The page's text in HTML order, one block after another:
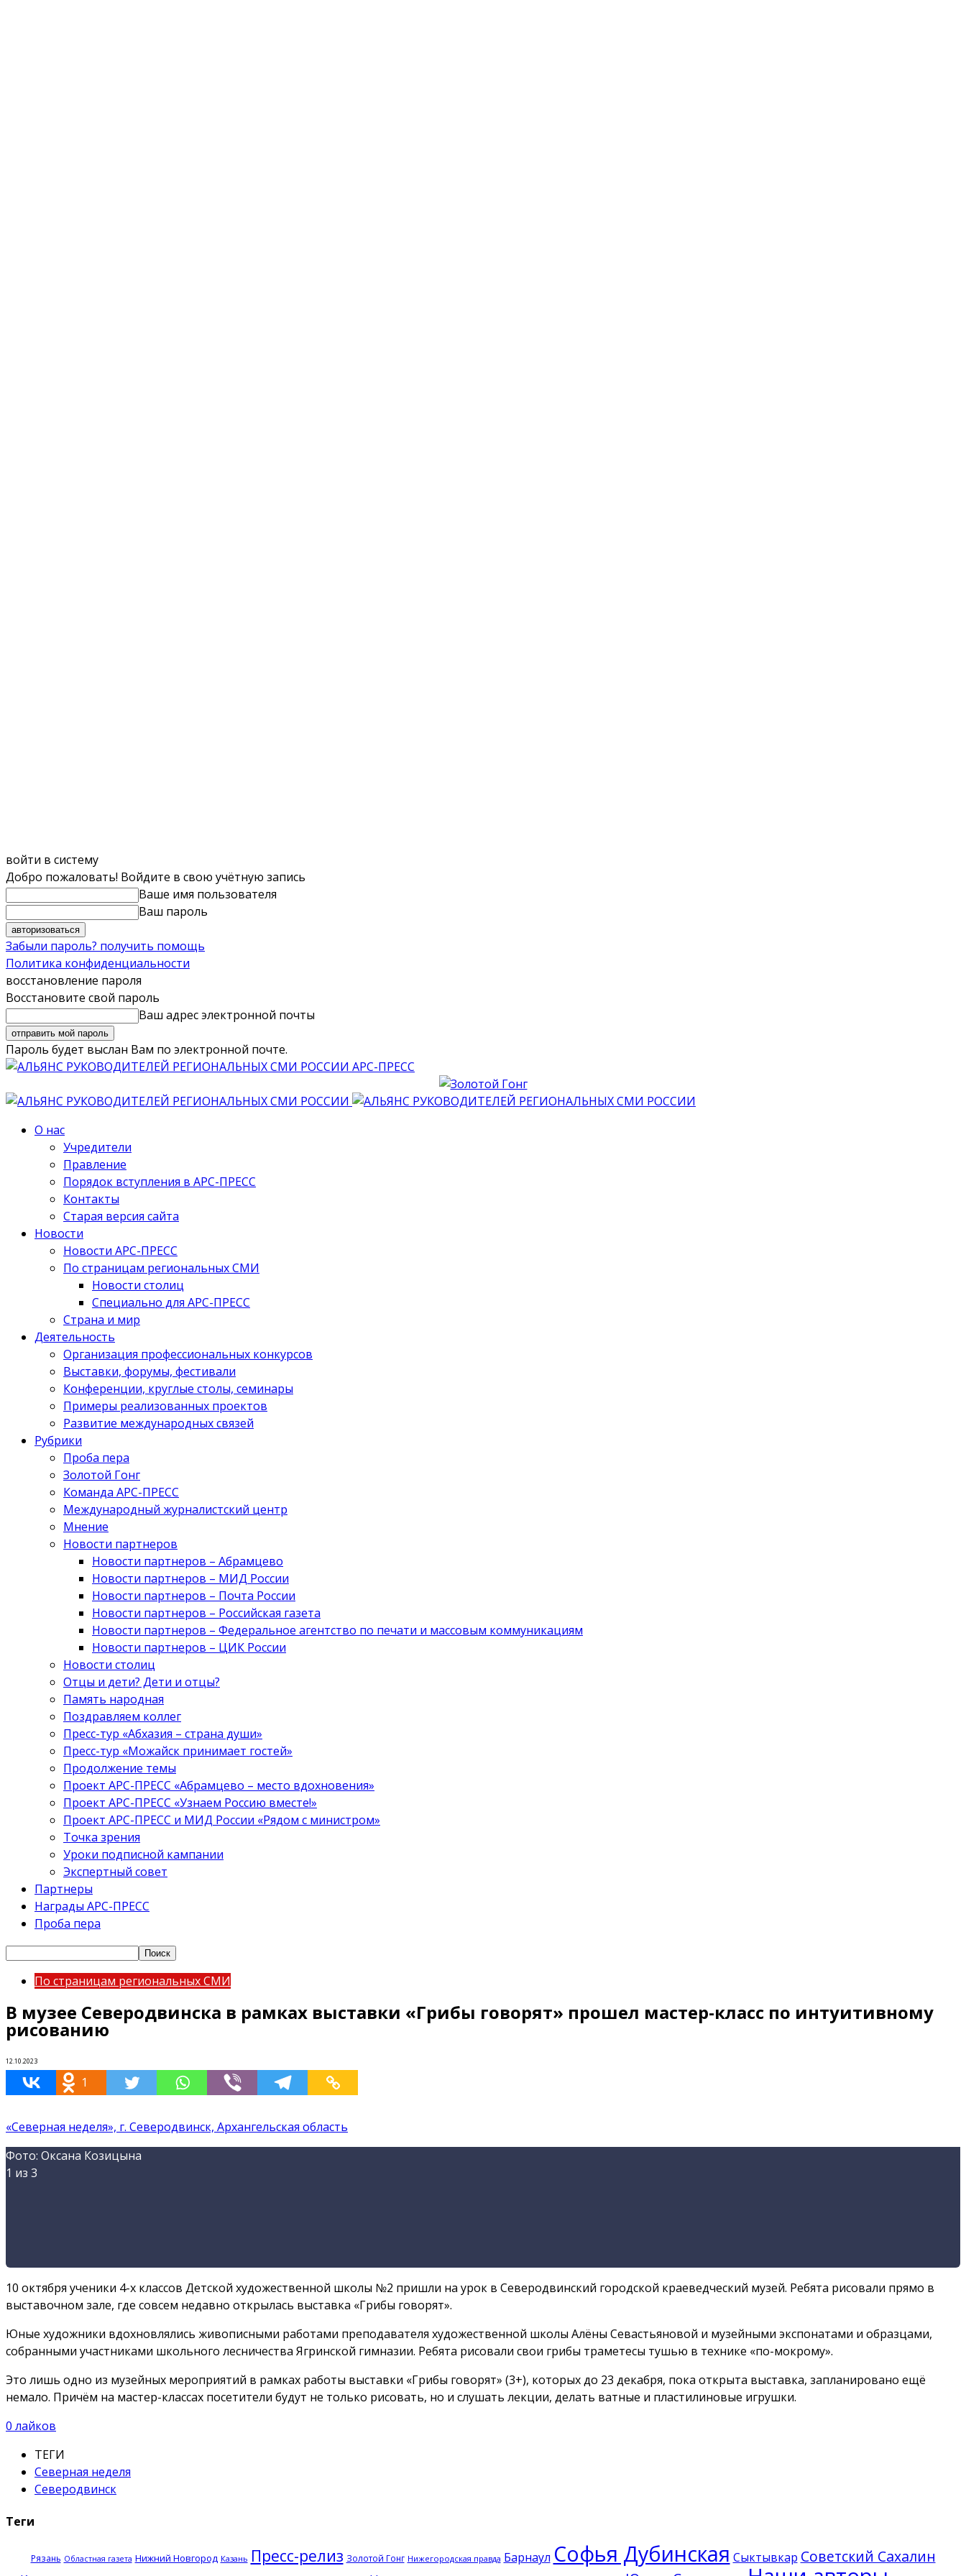
войти в систему
Добро пожаловать! Войдите в свою учётную запись
Ваше имя пользователя
Ваш пароль
Забыли пароль? получить помощь
Политика конфиденциальности
восстановление пароля
Восстановите свой пароль
Ваш адрес электронной почты
Пароль будет выслан Вам по электронной почте.
АРС-ПРЕСС
О нас
Учредители
Правление
Порядок вступления в АРС-ПРЕСС
Контакты
Старая версия сайта
Новости
Новости АРС-ПРЕСС
По страницам региональных СМИ
Новости столиц
Специально для АРС-ПРЕСС
Страна и мир
Деятельность
Организация профессиональных конкурсов
Выставки, форумы, фестивали
Конференции, круглые столы, семинары
Примеры реализованных проектов
Развитие международных связей
Рубрики
Проба пера
Золотой Гонг
Команда АРС-ПРЕСС
Международный журналистский центр
Мнение
Новости партнеров
Новости партнеров – Абрамцево
Новости партнеров – МИД России
Новости партнеров – Почта России
Новости партнеров – Российская газета
Новости партнеров – Федеральное агентство по печати и массовым коммуникациям
Новости партнеров – ЦИК России
Новости столиц
Отцы и дети? Дети и отцы?
Память народная
Поздравляем коллег
Пресс-тур «Абхазия – страна души»
Пресс-тур «Можайск принимает гостей»
Продолжение темы
Проект АРС-ПРЕСС «Абрамцево – место вдохновения»
Проект АРС-ПРЕСС «Узнаем Россию вместе!»
Проект АРС-ПРЕСС и МИД России «Рядом с министром»
Точка зрения
Уроки подписной кампании
Экспертный совет
Партнеры
Награды АРС-ПРЕСС
Проба пера
По страницам региональных СМИ
В музее Северодвинска в рамках выставки «Грибы говорят» прошел мастер-класс по интуитивному
рисованию
12.10.2023
1
«Северная неделя», г. Северодвинск, Архангельская область
Фото: Оксана Козицына
1 из 3
10 октября ученики 4-х классов Детской художественной школы №2 пришли на урок в Северодвинский городской краеведческий музей. Ребята рисовали прямо в
выставочном зале, где совсем недавно открылась выставка «Грибы говорят».
Юные художники вдохновлялись живописными работами преподавателя художественной школы Алёны Севастьяновой и музейными экспонатами и образцами,
собранными участниками школьного лесничества Ягринской гимназии. Ребята рисовали свои грибы траметесы тушью в технике «по-мокрому».
Это лишь одно из музейных мероприятий в рамках работы выставки «Грибы говорят» (3+), которых до 23 декабря, пока открыта выставка, запланировано ещё
немало. Причём на мастер-классах посетители будут не только рисовать, но и слушать лекции, делать ватные и пластилиновые игрушки.
0 лайков
ТЕГИ
Северная неделя
Северодвинск
Теги
Рязань Областная газета Нижний Новгород Казань Пресс-релиз Золотой Гонг Нижегородская правда Барнаул Софья Дубинская Сыктывкар Советский Сахалин